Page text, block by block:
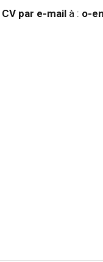
CV par e-mail à : o-